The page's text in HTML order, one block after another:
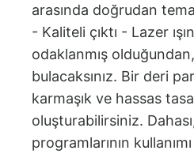
arasında doğrudan
- Kaliteli çıktı - Lazer
odaklanmış
bulacaksınız. Bir deri
karmaşık ve hassas
oluşturabilirsiniz.
programlarının